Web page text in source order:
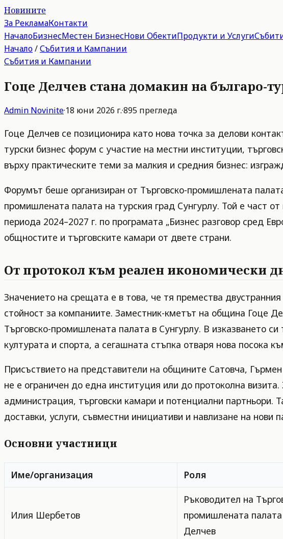
Новините
За РекламаКонтакти
НачалоБизнесМестен БизнесНови ОбектиПродукти и Услуги
Начало/Събития и Кампании
Събития и Кампании
Гоце Делчев стана домакин на българо-
Admin Novinite·18 юни 2026 г.·895 прегледа
Гоце Делчев се позиционира като нова точка за делови
турски бизнес форум с участие на местни институции,
върху практическите теми за малкия и средния бизнес:
Форумът беше организиран от Търговско-промишлената
промишлената палата на турския град Сунгурлу. Той е част
периода 2024–2027 г. по програмата „Бизнес разговор сред
общностите и търговските камари от двете страни.
От протокол към реален икономически
Значението на срещата е в това, че тя премества
стойност за компаниите. Заместник-кметът на община Гоце
Търговско-промишлената палата в Сунгурлу. В изказването
културата и спорта, а сегашната стъпка отваря нова посока
Присъствието на представители на общините Сатовча,
не е ограничен до една институция или до протоколна
администрация, търговски камари и потенциални партньори.
доставки, услуги, съвместни инициативи и навлизане на нови
Основни участници
Име/организация Роля
Илия Шербетов
Ръководител на
промишлената
Делчев